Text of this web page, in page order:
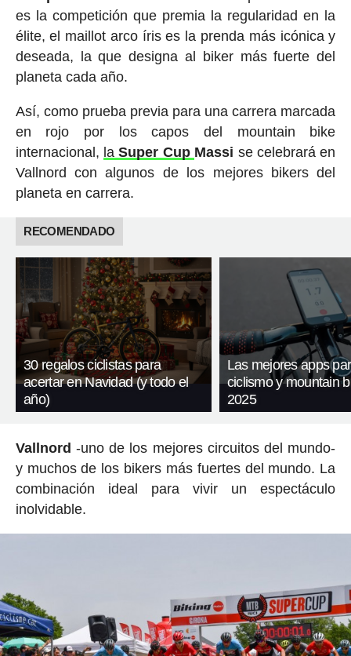
es la competición que premia la regularidad en la
élite, el maillot arco íris es la prenda más icónica y
deseada, la que designa al biker más fuerte del
planeta cada año.
Así, como prueba previa para una carrera marcada
en rojo por los capos del mountain bike
internacional, laSuper Cup Massi se celebrará en
Vallnord con algunos de los mejores bikers del
planeta en carrera.
RECOMENDADO
30 regalos ciclistas para
acertar en Navidad (y todo el
año)
Las mejores apps
ciclismo y mountain
2025
Vallnord -uno de los mejores circuitos del mundo-
y muchos de los bikers más fuertes del mundo. La
combinación ideal para vivir un espectáculo
inolvidable.